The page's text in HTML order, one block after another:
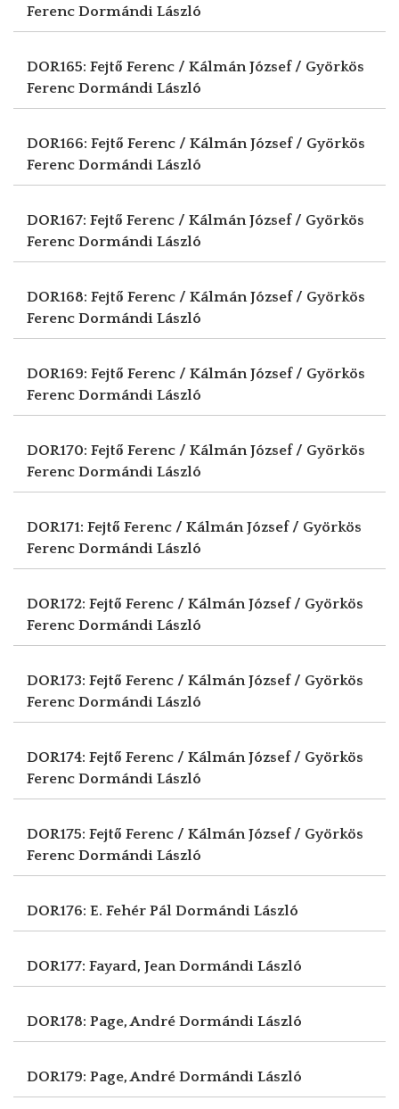
Ferenc Dormándi László
DOR165: Fejtő Ferenc / Kálmán József / Györkös
Ferenc Dormándi László
DOR166: Fejtő Ferenc / Kálmán József / Györkös
Ferenc Dormándi László
DOR167: Fejtő Ferenc / Kálmán József / Györkös
Ferenc Dormándi László
DOR168: Fejtő Ferenc / Kálmán József / Györkös
Ferenc Dormándi László
DOR169: Fejtő Ferenc / Kálmán József / Györkös
Ferenc Dormándi László
DOR170: Fejtő Ferenc / Kálmán József / Györkös
Ferenc Dormándi László
DOR171: Fejtő Ferenc / Kálmán József / Györkös
Ferenc Dormándi László
DOR172: Fejtő Ferenc / Kálmán József / Györkös
Ferenc Dormándi László
DOR173: Fejtő Ferenc / Kálmán József / Györkös
Ferenc Dormándi László
DOR174: Fejtő Ferenc / Kálmán József / Györkös
Ferenc Dormándi László
DOR175: Fejtő Ferenc / Kálmán József / Györkös
Ferenc Dormándi László
DOR176: E. Fehér Pál Dormándi László
DOR177: Fayard, JeanDormándi László
DOR178: Page, André Dormándi László
DOR179: Page, André Dormándi László